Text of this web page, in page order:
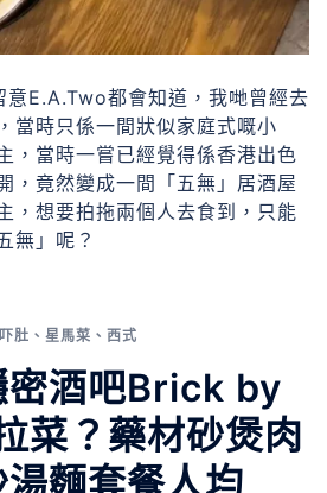
意E.A.Two都會知道，我哋曾經去
當時只係一間狀似家庭式嘅小
，當時一嘗已經覺得係香港出色
，竟然變成一間「五無」居酒屋
，想要拍拖兩個人去食到，只能
無」呢？
肚 、 星馬菜 、 西式
密酒吧Brick by
菜？藥材砂煲肉
麵套餐人均